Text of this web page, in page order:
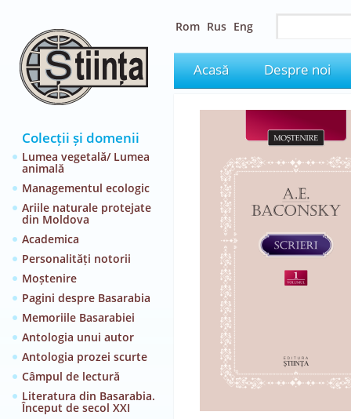
Colecții și domenii
Lumea vegetală/ Lumea
animală
Managementul ecologic
Ariile naturale protejate
din Moldova
Academica
Personalități notorii
Moștenire
Pagini despre Basarabia
Memoriile Basarabiei
Antologia unui autor
Antologia prozei scurte
Câmpul de lectură
Literatura din Basarabia.
Început de secol XXI
Rom Rus Eng
Acasă Despre noi